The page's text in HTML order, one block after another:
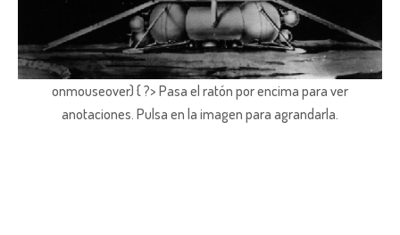
onmouseover) { ?> Pasa el ratón por encima para ver
anotaciones. Pulsa en la imagen para agrandarla.